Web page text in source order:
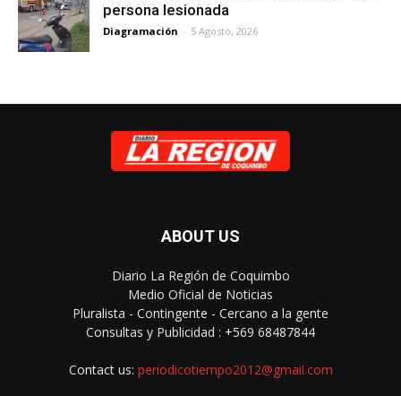
persona lesionada
Diagramación - 5 Agosto, 2026
ABOUT US
Diario La Región de Coquimbo
Medio Oficial de Noticias
Pluralista - Contingente - Cercano a la gente
Consultas y Publicidad : +569 68487844
Contact us: periodicotiempo2012@gmail.com